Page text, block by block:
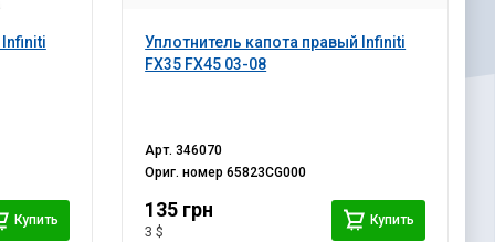
Купить
Уплотнитель капота правый Infiniti
FX35 FX45 03-08
Арт.346070
Ориг. номер65823CG000
135 грн
3 $
Купить